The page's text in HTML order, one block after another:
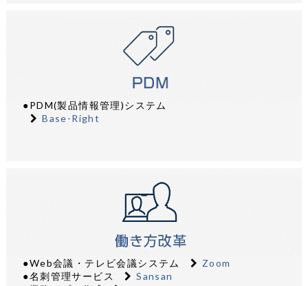
●PDM(製品情報管理)システム
Base-Right
●Web会議・テレビ会議システム
Zoom
●名刺管理サービス
Sansan